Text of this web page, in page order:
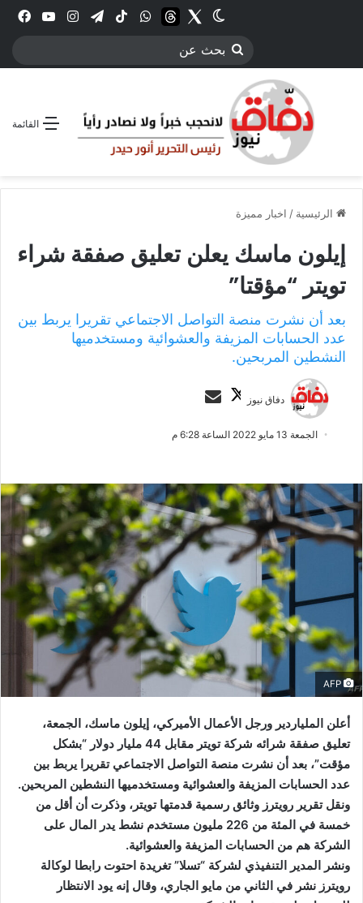
انستقرامتيلقرام‫TikTokواتسابthreadsTwitter
الوضع المظلم
بحث
القائمة
الرئيسية / اخبار مميزة
إيلون ماسك يعلن تعليق صفقة شراء
تويتر “مؤقتا”
بعد أن نشرت منصة التواصل الاجتماعي تقريرا يربط بين
عدد الحسابات المزيفة والعشوائية ومستخدميها
النشطين المربحين.
دفاق نيوز
ت
ب
ل
ى
X
س
ر
ي
د
ا
ل
ر
و
ن
ي
ا
الجمعة 13 مايو 2022 الساعة 6:28 م
أعلن الملياردير ورجل الأعمال الأميركي، إيلون ماسك، الجمعة،
تعليق صفقة شرائه شركة تويتر مقابل 44 مليار دولار “بشكل
مؤقت”، بعد أن نشرت منصة التواصل الاجتماعي تقريرا يربط بين
عدد الحسابات المزيفة والعشوائية ومستخدميها النشطين المربحين.
ونقل تقرير رويترز وثائق رسمية قدمتها تويتر، وذكرت أن أقل من
خمسة في المئة من 226 مليون مستخدم نشط يدر المال على
الشركة هم من الحسابات المزيفة والعشوائية.
ونشر المدير التنفيذي لشركة “تسلا” تغريدة احتوت رابطا لوكالة
رويترز نشر في الثاني من مايو الجاري، وقال إنه يود الانتظار